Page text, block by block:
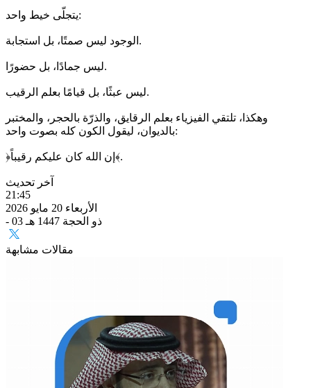
يتجلّى خيط واحد:
الوجود ليس صمتًا، بل استجابة.
ليس جمادًا، بل حضورًا.
ليس عبثًا، بل قيامًا بعلم الرقيب.
وهكذا، تلتقي الفيزياء بعلم الرقايق، والذرّة بالحجر، والمختبر
بالديوان، ليقول الكون كله بصوت واحد:
﴿إن الله كان عليكم رقيباً﴾.
آخر تحديث
21:45
الأربعاء 20 مايو 2026
- 03 ذو الحجة 1447 هـ
مقالات مشابهة